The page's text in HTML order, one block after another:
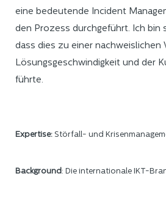
eine bedeutende Incident
den Prozess durchgeführt. Ich bin
dass dies zu einer nachweislichen
Lösungsgeschwindigkeit und der
führte.
Expertise: Störfall- und
Background : Die internationale IKT-